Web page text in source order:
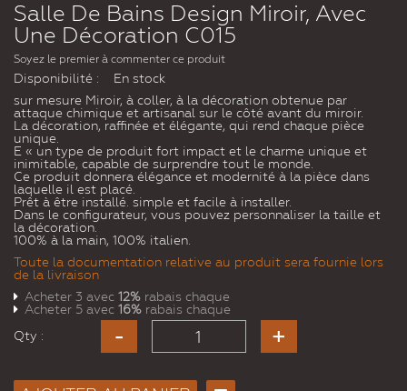
Salle De Bains Design Miroir, Avec
Une Décoration C015
Soyez le premier à commenter ce produit
Disponibilité :
En stock
sur mesure Miroir, à coller, à la décoration obtenue par
attaque chimique et artisanal sur le côté avant du miroir.
La décoration, raffinée et élégante, qui rend chaque pièce
unique.
E « un type de produit fort impact et le charme unique et
inimitable, capable de surprendre tout le monde.
Ce produit donnera élégance et modernité à la pièce dans
laquelle il est placé.
Prêt à être installé. simple et facile à installer.
Dans le configurateur, vous pouvez personnaliser la taille et
la décoration.
100% à la main, 100% italien.
Toute la documentation relative au produit sera fournie lors
de la livraison
Acheter 3 avec 12% rabais chaque
Acheter 5 avec 16% rabais chaque
Qty :